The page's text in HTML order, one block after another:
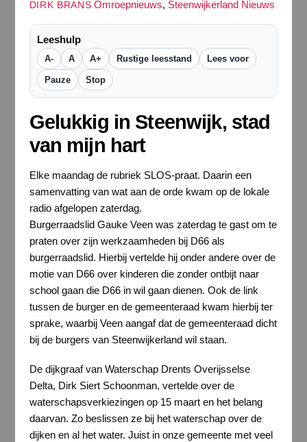
DIRK BRANS Omroepnieuws, Steenwijkerland Nieuws
Leeshulp
A- A A+ Rustige leesstand Lees voor
Pauze Stop
Gelukkig in Steenwijk, stad
van mijn hart
Elke maandag de rubriek SLOS-praat. Daarin een
samenvatting van wat aan de orde kwam op de lokale
radio afgelopen zaterdag.
Burgerraadslid Gauke Veen was zaterdag te gast om te
praten over zijn werkzaamheden bij D66 als
burgerraadslid. Hierbij vertelde hij onder andere over de
motie van D66 over kinderen die zonder ontbijt naar
school gaan die D66 in wil gaan dienen. Ook de link
tussen de burger en de gemeenteraad kwam hierbij ter
sprake, waarbij Veen aangaf dat de gemeenteraad dicht
bij de burgers van Steenwijkerland wil staan.
De dijkgraaf van Waterschap Drents Overijsselse
Delta, Dirk Siert Schoonman, vertelde over de
waterschapsverkiezingen op 15 maart en het belang
daarvan. Zo beslissen ze bij het waterschap over de
dijken en al het water. Juist in onze gemeente met veel